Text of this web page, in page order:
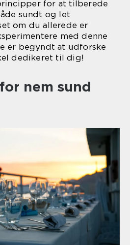
for at tilberede
sundt og let
om du allerede er
med denne
er begyndt at udforske
dedikeret til dig!
nem sund